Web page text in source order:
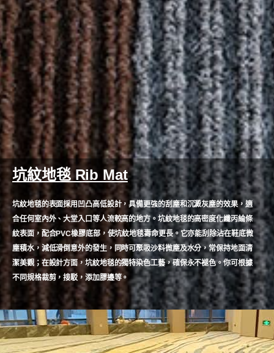
坑紋地毯 Rib Mat
坑紋地毯的表面採用凹凸高低設計，具備更強的刮塵和沉澱灰塵的效果，適
合任何室內外、大堂入口等人流較高的地方。坑紋地毯的高密度化纖丙綸條
紋表面，配合PVC橡膠底部，使坑紋地毯壽命更長。它亦能刮除沾在鞋底微
塵積水，減低滑倒意外的發生，同時可聚吸沙料微塵及水分，常保持地面清
潔美觀；在設計方面，坑紋地毯的獨特染色工藝，確保永不褪色。你可根據
不同規格裁剪，接駁，添加膠邊等。